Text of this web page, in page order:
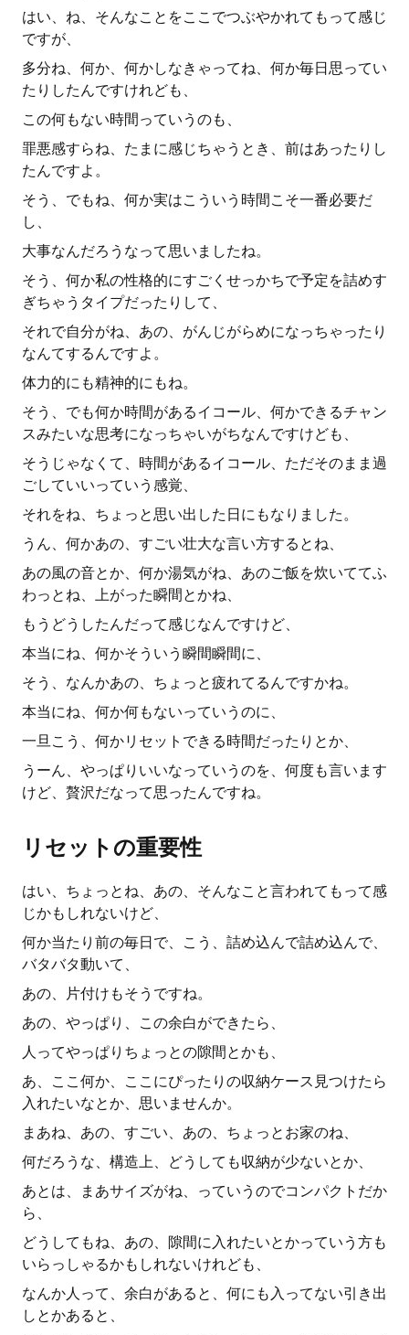
はい、ね、そんなことをここでつぶやかれてもって感じ
ですが、
多分ね、何か、何かしなきゃってね、何か毎日思ってい
たりしたんですけれども、
この何もない時間っていうのも、
罪悪感すらね、たまに感じちゃうとき、前はあったりし
たんですよ。
そう、でもね、何か実はこういう時間こそ一番必要だ
し、
大事なんだろうなって思いましたね。
そう、何か私の性格的にすごくせっかちで予定を詰めす
ぎちゃうタイプだったりして、
それで自分がね、あの、がんじがらめになっちゃったり
なんてするんですよ。
体力的にも精神的にもね。
そう、でも何か時間があるイコール、何かできるチャン
スみたいな思考になっちゃいがちなんですけども、
そうじゃなくて、時間があるイコール、ただそのまま過
ごしていいっていう感覚、
それをね、ちょっと思い出した日にもなりました。
うん、何かあの、すごい壮大な言い方するとね、
あの風の音とか、何か湯気がね、あのご飯を炊いててふ
わっとね、上がった瞬間とかね、
もうどうしたんだって感じなんですけど、
本当にね、何かそういう瞬間瞬間に、
そう、なんかあの、ちょっと疲れてるんですかね。
本当にね、何か何もないっていうのに、
一旦こう、何かリセットできる時間だったりとか、
うーん、やっぱりいいなっていうのを、何度も言います
けど、贅沢だなって思ったんですね。
リセットの重要性
はい、ちょっとね、あの、そんなこと言われてもって感
じかもしれないけど、
何か当たり前の毎日で、こう、詰め込んで詰め込んで、
バタバタ動いて、
あの、片付けもそうですね。
あの、やっぱり、この余白ができたら、
人ってやっぱりちょっとの隙間とかも、
あ、ここ何か、ここにぴったりの収納ケース見つけたら
入れたいなとか、思いませんか。
まあね、あの、すごい、あの、ちょっとお家のね、
何だろうな、構造上、どうしても収納が少ないとか、
あとは、まあサイズがね、っていうのでコンパクトだか
ら、
どうしてもね、あの、隙間に入れたいとかっていう方も
いらっしゃるかもしれないけれども、
なんか人って、余白があると、何にも入ってない引き出
しとかあると、